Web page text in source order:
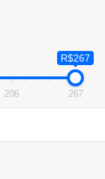
R$267
206 267